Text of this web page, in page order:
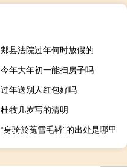
郏县法院过年何时放假的
今年大年初一能扫房子吗
过年送别人红包好吗
杜牧几岁写的清明
“身骑於菟雪毛鞯”的出处是哪里